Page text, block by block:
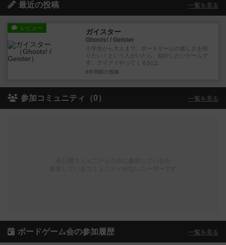
最近の投稿 一覧を見る
レビュー ガイスター
Ghosts! / Geister
小学生から大人まで、ボードゲームの楽しさを知
りたい！という人がいたら、紹介したいゲームで
す。グイグイやってくるおば...
8年弱前 の投稿
参加コミュニティ（0） 一覧を見る
ボードゲーム会の参加履歴 一覧を見る